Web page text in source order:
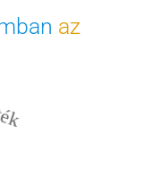
az